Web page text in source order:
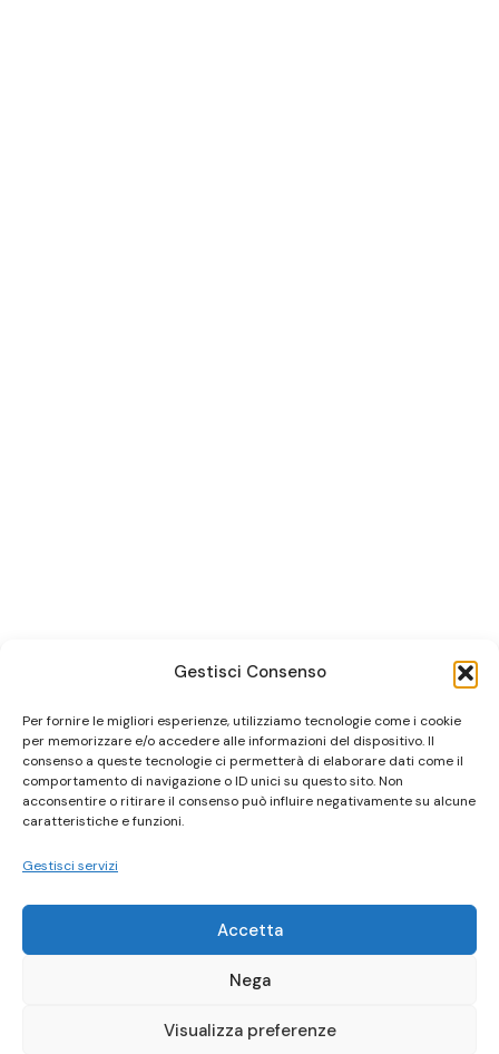
Gestisci Consenso
Per fornire le migliori esperienze, utilizziamo tecnologie come i cookie
per memorizzare e/o accedere alle informazioni del dispositivo. Il
consenso a queste tecnologie ci permetterà di elaborare dati come il
comportamento di navigazione o ID unici su questo sito. Non
acconsentire o ritirare il consenso può influire negativamente su alcune
caratteristiche e funzioni.
Gestisci servizi
Accetta
Nega
Visualizza preferenze